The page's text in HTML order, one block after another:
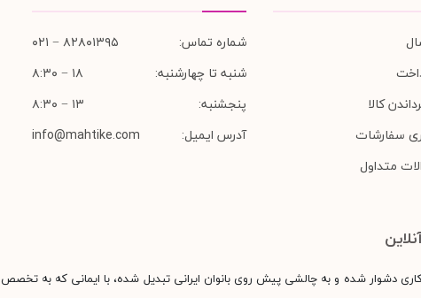
کالا
سفارشات
متداول
شماره تماس:
۸۲۸۰۱۳۹۵ − ۰۲۱
شنبه تا چهارشنبه:
۱۸ − ۸:۳۰
پنجشنبه:
۱۳ − ۸:۳۰
آدرس ایمیل:
info@mahtike.com
دشوار شده و به چالشی پیش روی بانوان ایرانی تبدیل شده، با ایمانی که به تخصص